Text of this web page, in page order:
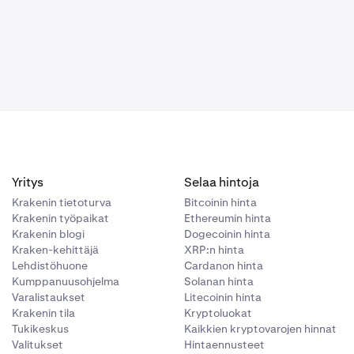
000
Yritys
Krakenin tietoturva
Krakenin työpaikat
Krakenin blogi
Kraken-kehittäjä
Lehdistöhuone
Kumppanuusohjelma
Varalistaukset
Krakenin tila
Tukikeskus
Valitukset
Selaa hintoja
Bitcoinin hinta
Ethereumin hinta
Dogecoinin hinta
XRP:n hinta
Cardanon hinta
Solanan hinta
Litecoinin hinta
Kryptoluokat
Kaikkien kryptovarojen hinnat
Hintaennusteet